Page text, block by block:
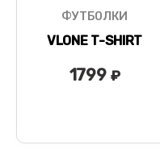
ФУТБОЛКИ
VLONE T-SHIRT
1799 ₽